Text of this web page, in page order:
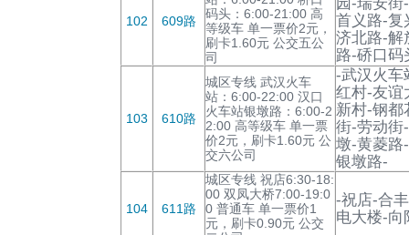
102 609路
码头：6:00-21:00 高
等级车 单一票价2元，
刷卡1.60元 公交五公
司
首义路-复
济北路-解
路-硚口码
103 610路
城区专线 武汉火车
站：6:00-22:00 汉口
火车站银墩路：6:00-2
2:00 高等级车 单一票
价2元，刷卡1.60元 公
交六公司
-武汉火车
红村-友谊
新村-钢都
街-劳动街
墩-黄菱路
银墩路-
104 611路
城区专线 祝店6:30-18:
00 双凤大桥7:00-19:0
0 普通车 单一票价1
元，刷卡0.90元 公交
-祝店-合
电大楼-向